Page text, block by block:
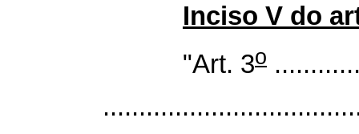
Inciso V do
"Art. 3o